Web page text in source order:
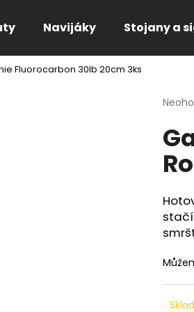
Navijáky Stojany a
Fluorocarbon 30lb 20cm 3ks
je
0,0
stačí
Co potřebujete najít?